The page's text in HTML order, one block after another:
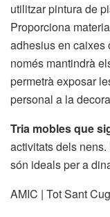
utilitzar pintura de
Proporciona
adhesius en caixes
només mantindrà
permetrà exposar
personal a la
Tria mobles que
activitats dels
són ideals per a
AMIC | Tot Sant